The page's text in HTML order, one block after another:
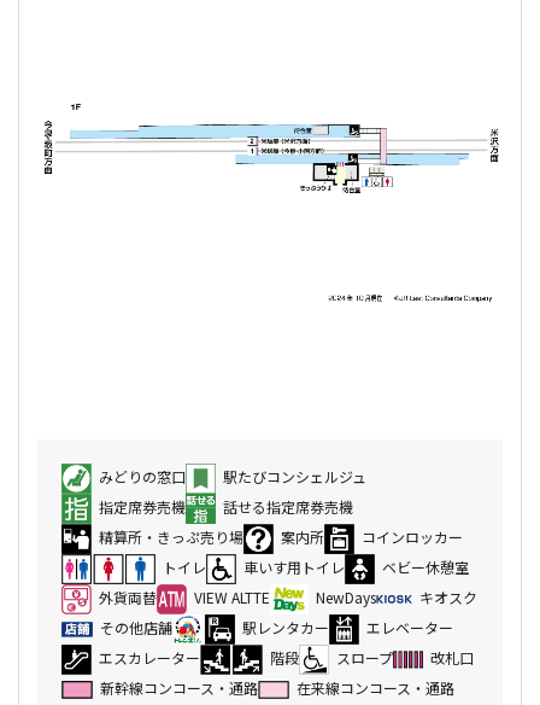
みどりの窓口
駅たびコンシェルジュ
指定席券売機
話せる指定席券売機
精算所・きっぷ売り場
案内所
コインロッカー
トイレ
車いす用トイレ
ベビー休憩室
外貨両替
VIEW ALTTE NewDays
キオスク
その他店舗
駅レンタカー
エレベーター
エスカレーター
階段 スロープ
改札口
新幹線コンコース・通路
在来線コンコース・通路